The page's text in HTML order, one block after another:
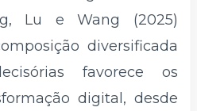
Lu e Wang (2025)
diversificada
favorece os
digital, desde